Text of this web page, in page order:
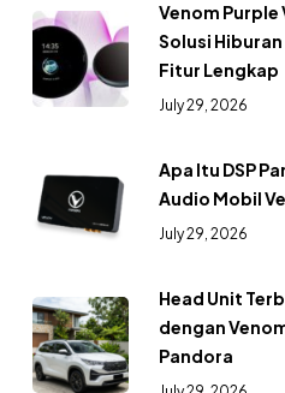
Venom Purple
Solusi
Fitur Lengkap
July 29, 2026
Apa Itu DSP
Audio Mobil
July 29, 2026
Head Unit
dengan
Pandora